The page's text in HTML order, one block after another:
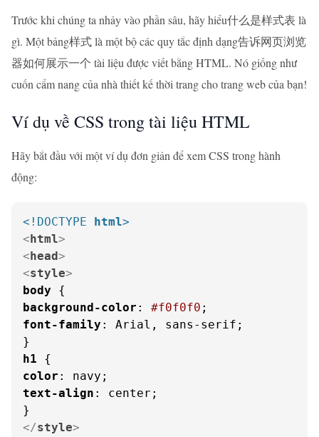
Trước khi chúng ta nhảy vào phần sâu, hãy hiểu什么是样式表 là
gì. Một bảng样式 là một bộ các quy tắc định dạng告诉网页浏览
器如何展示一个 tài liệu được viết bằng HTML. Nó giống như
cuốn cẩm nang của nhà thiết kế thời trang cho trang web của bạn!
Ví dụ về CSS trong tài liệu HTML
Hãy bắt đầu với một ví dụ đơn giản để xem CSS trong hành
động:
<!DOCTYPE html>
<html>
<head>
<style>
body
background-color : #f0f0f0
font-family : Arial, sans-serif;
h1
color
text-align : center;
</style>